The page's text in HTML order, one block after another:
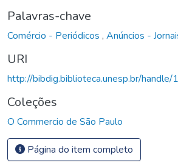
Palavras-chave
Comércio - Periódicos , Anúncios -
URI
http://bibdig.biblioteca.unesp.br/
Coleções
O Commercio de São Paulo
Página do item completo